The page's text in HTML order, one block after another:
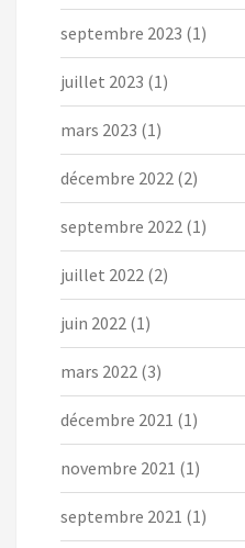
septembre 2023 (1)
juillet 2023 (1)
mars 2023 (1)
décembre 2022 (2)
septembre 2022 (1)
juillet 2022 (2)
juin 2022 (1)
mars 2022 (3)
décembre 2021 (1)
novembre 2021 (1)
septembre 2021 (1)